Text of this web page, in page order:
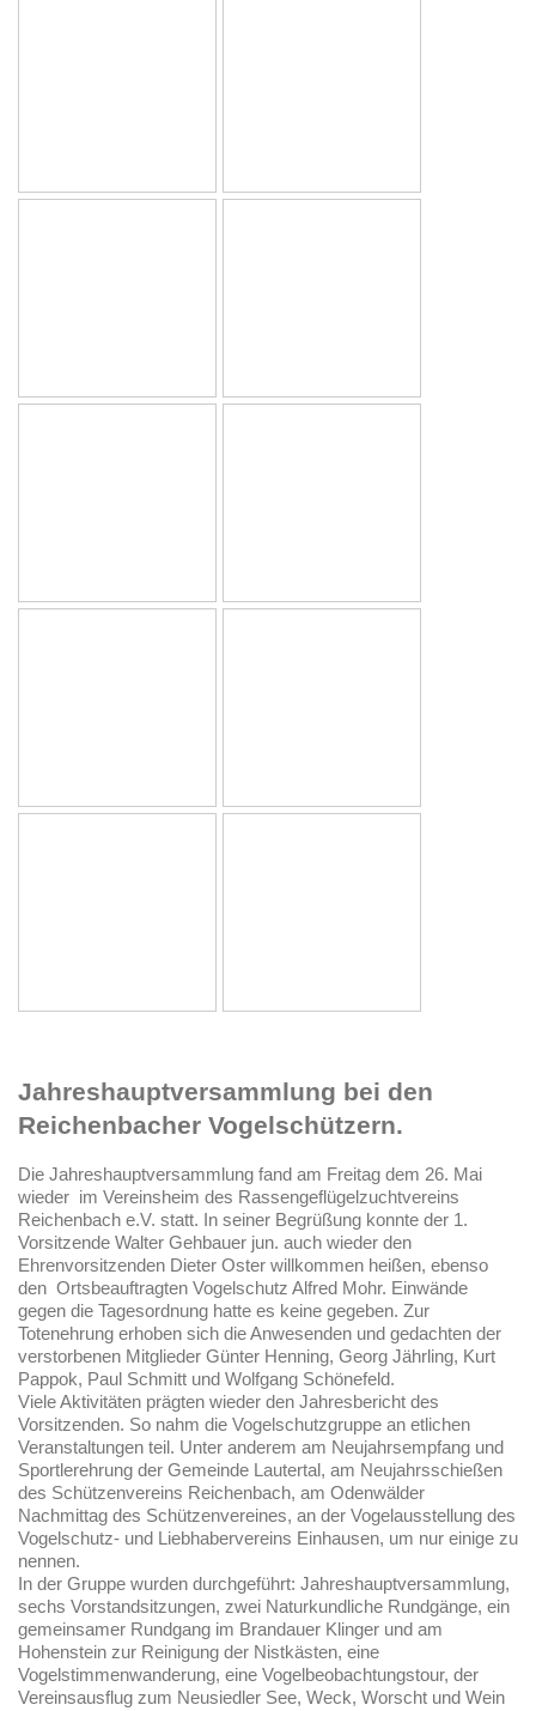
Jahreshauptversammlung bei den
Reichenbacher Vogelschützern.
Die Jahreshauptversammlung fand am Freitag dem 26. Mai
wieder im Vereinsheim des Rassengeflügelzuchtvereins
Reichenbach e.V. statt. In seiner Begrüßung konnte der 1.
Vorsitzende Walter Gehbauer jun. auch wieder den
Ehrenvorsitzenden Dieter Oster willkommen heißen, ebenso
den Ortsbeauftragten Vogelschutz Alfred Mohr. Einwände
gegen die Tagesordnung hatte es keine gegeben. Zur
Totenehrung erhoben sich die Anwesenden und gedachten der
verstorbenen Mitglieder Günter Henning, Georg Jährling, Kurt
Pappok, Paul Schmitt und Wolfgang Schönefeld.
Viele Aktivitäten prägten wieder den Jahresbericht des
Vorsitzenden. So nahm die Vogelschutzgruppe an etlichen
Veranstaltungen teil. Unter anderem am Neujahrsempfang und
Sportlerehrung der Gemeinde Lautertal, am Neujahrsschießen
des Schützenvereins Reichenbach, am Odenwälder
Nachmittag des Schützenvereines, an der Vogelausstellung des
Vogelschutz- und Liebhabervereins Einhausen, um nur einige zu
nennen.
In der Gruppe wurden durchgeführt: Jahreshauptversammlung,
sechs Vorstandsitzungen, zwei Naturkundliche Rundgänge, ein
gemeinsamer Rundgang im Brandauer Klinger und am
Hohenstein zur Reinigung der Nistkästen, eine
Vogelstimmenwanderung, eine Vogelbeobachtungstour, der
Vereinsausflug zum Neusiedler See, Weck, Worscht und Wein